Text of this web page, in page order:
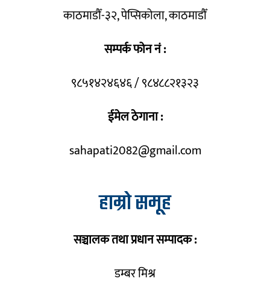
काठमाडौँ-३२, पेप्सिकोला, काठमाडौँ
सम्पर्क फोन नं :
९८५१४२४६४६ / ९८४८८२१३२३
ईमेल ठेगाना :
sahapati2082@gmail.com
हाम्रो समूह
सञ्चालक तथा प्रधान सम्पादक :
डम्बर मिश्र